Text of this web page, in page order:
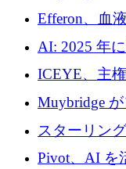
認を獲得
Efferon、血
250万ユーロ
AI: 2025 年
ICEYE、主
るために 3
Muybridge
ラ テクノロ
で 1,600 万
スターリン
グループ利
Pivot、AI を